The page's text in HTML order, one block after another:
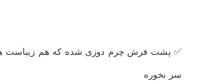
✅ پشت فرش چرم دوزی شده که هم زیباست
سر نخوره